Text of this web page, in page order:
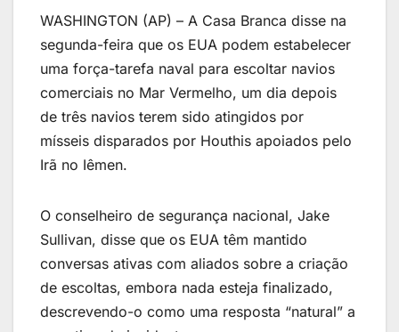
WASHINGTON (AP) – A Casa Branca disse na
segunda-feira que os EUA podem estabelecer
uma força-tarefa naval para escoltar navios
comerciais no Mar Vermelho, um dia depois
de três navios terem sido atingidos por
mísseis disparados por Houthis apoiados pelo
Irã no Iêmen.
O conselheiro de segurança nacional, Jake
Sullivan, disse que os EUA têm mantido
conversas ativas com aliados sobre a criação
de escoltas, embora nada esteja finalizado,
descrevendo-o como uma resposta “natural” a